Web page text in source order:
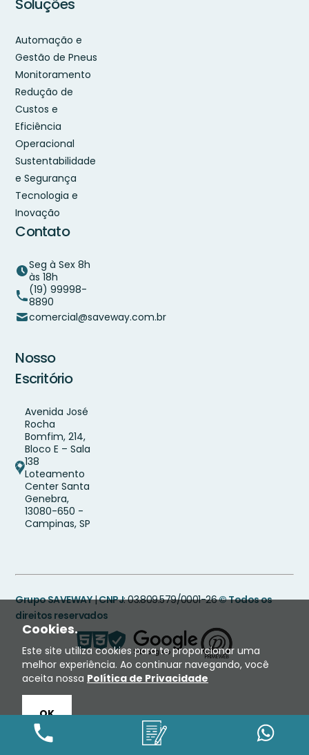
Soluções
Automação e
Gestão de Pneus
Monitoramento
Redução de
Custos e
Eficiência
Operacional
Sustentabilidade
e Segurança
Tecnologia e
Inovação
Contato
Seg à Sex 8h
às 18h
(19) 99998-
8890
comercial@saveway.com.br
Nosso
Escritório
Avenida José
Rocha
Bomfim, 214,
Bloco E – Sala
138
Loteamento
Center Santa
Genebra,
13080-650 -
Campinas, SP
Grupo SAVEWAY|CNPJ: 03.809.579/0001-26© Todos os
direitos reservados
Cookies.
Este site utiliza cookies para te proporcionar uma
melhor experiência. Ao continuar navegando, você
aceita nossa Política de Privacidade
OK